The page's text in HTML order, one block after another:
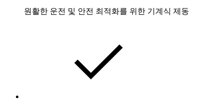
원활한 운전 및 안전 최적화를 위한 기계식 제동